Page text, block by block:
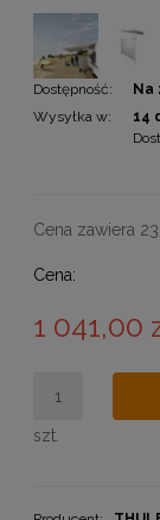
Dostępność:
Na
Wysyłka w:
14
Cena nie
Cena zawiera
Cena:
1 041,00
szt.